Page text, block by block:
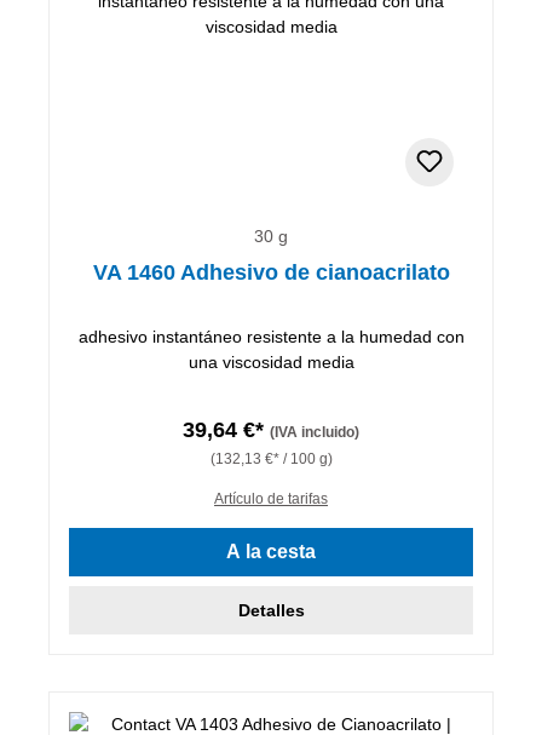
30 g
VA 1460 Adhesivo de cianoacrilato
adhesivo instantáneo resistente a la humedad con
una viscosidad media
39,64 €* (IVA incluido)
(132,13 €* / 100 g)
Artículo de tarifas
A la cesta
Detalles